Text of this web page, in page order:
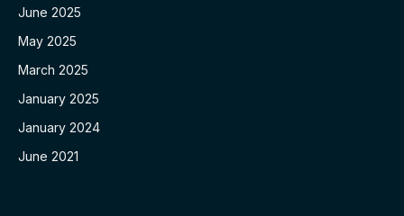
June 2025
May 2025
March 2025
January 2025
January 2024
June 2021